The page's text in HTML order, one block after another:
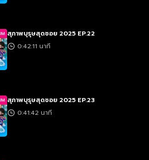
สุภาพบุรุษสุดซอย 2025 EP.22
0:42:11 นาที
สุภาพบุรุษสุดซอย 2025 EP.23
0:41:42 นาที